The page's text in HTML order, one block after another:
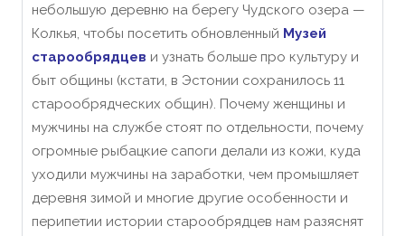
небольшую деревню на берегу Чудского озера —
Колкья, чтобы посетить обновленный Музей
старообрядцев и узнать больше про культуру и
быт общины (кстати, в Эстонии сохранилось 11
старообрядческих общин). Почему женщины и
мужчины на службе стоят по отдельности, почему
огромные рыбацкие сапоги делали из кожи, куда
уходили мужчины на заработки, чем промышляет
деревня зимой и многие другие особенности и
перипетии истории старообрядцев нам разяснят